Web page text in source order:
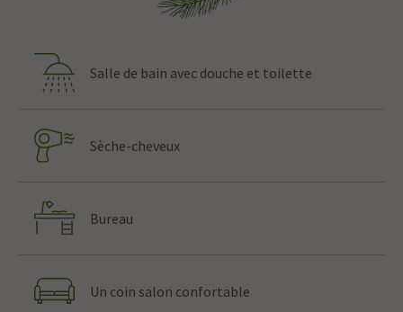
Salle de bain avec douche et toilette
Sèche-cheveux
Bureau
Un coin salon confortable